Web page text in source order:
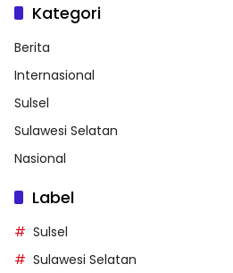
Kategori
Berita
Internasional
Sulsel
Sulawesi Selatan
Nasional
Label
Sulsel
Sulawesi Selatan